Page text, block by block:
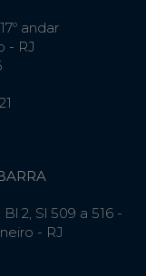
andar
- RJ
2, Sl 509 a 516 -
- RJ